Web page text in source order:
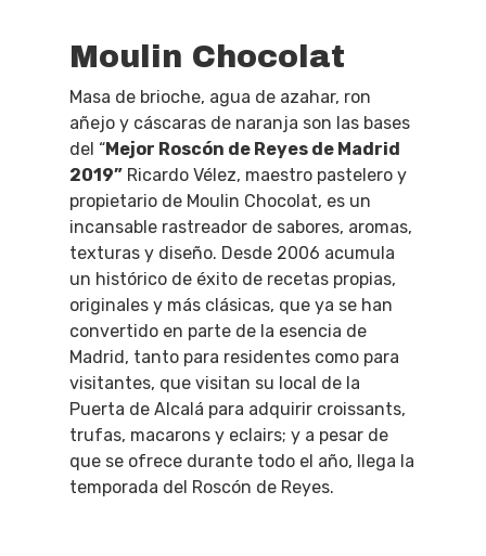
Moulin Chocolat
Masa de brioche, agua de azahar, ron
añejo y cáscaras de naranja son las bases
del “Mejor Roscón de Reyes de Madrid
2019” Ricardo Vélez, maestro pastelero y
propietario de Moulin Chocolat, es un
incansable rastreador de sabores, aromas,
texturas y diseño. Desde 2006 acumula
un histórico de éxito de recetas propias,
originales y más clásicas, que ya se han
convertido en parte de la esencia de
Madrid, tanto para residentes como para
visitantes, que visitan su local de la
Puerta de Alcalá para adquirir croissants,
trufas, macarons y eclairs; y a pesar de
que se ofrece durante todo el año, llega la
temporada del Roscón de Reyes.